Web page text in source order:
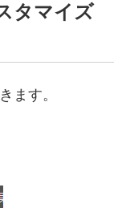
タマイズ
ます。